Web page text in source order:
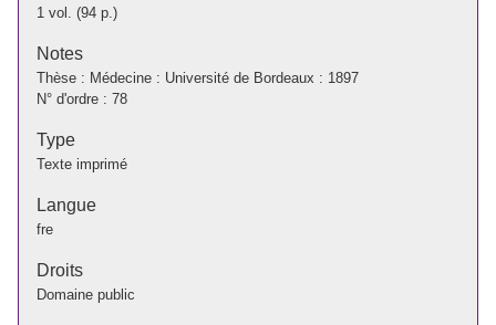
1 vol. (94 p.)
Notes
Thèse : Médecine : Université de Bordeaux : 1897
N° d'ordre : 78
Type
Texte imprimé
Langue
fre
Droits
Domaine public